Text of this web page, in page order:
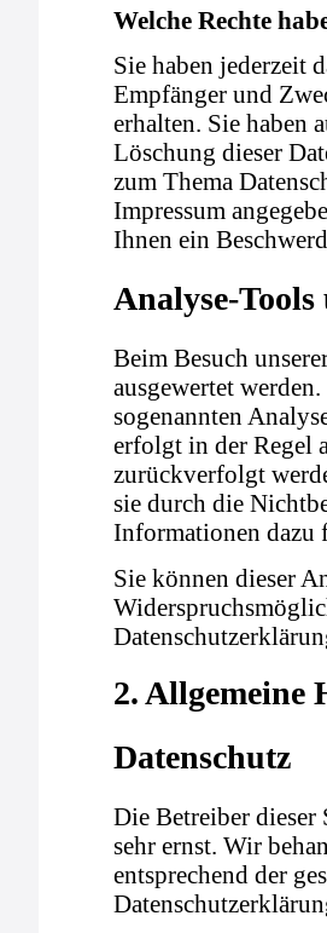
Welche Rechte
Sie haben jederzeit
Empfänger und
erhalten. Sie haben
Löschung dieser
zum Thema
Impressum
Ihnen ein
Analyse-
Beim Besuch
ausgewertet
sogenannten
erfolgt in der Regel
zurückverfolgt
sie durch die
Informationen dazu
Sie können dieser
2. Allgemeine
Datenschutz
Die Betreiber dieser
sehr ernst. Wir
entsprechend der